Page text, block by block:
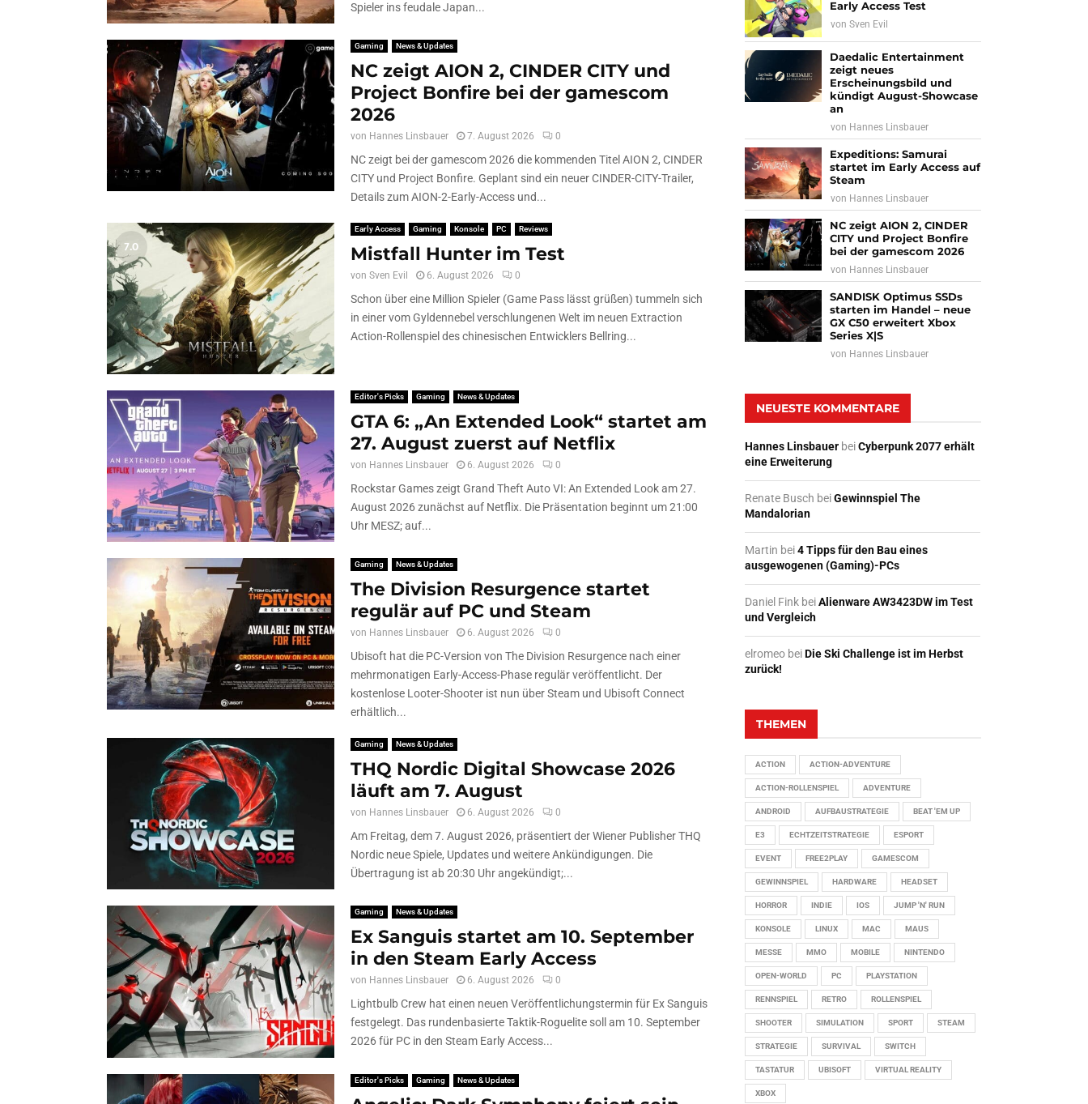
Spieler ins feudale Japan...
Gaming News & Updates
NC zeigt AION 2, CINDER CITY und
Project Bonfire bei der gamescom
2026
von Hannes Linsbauer 7. August 2026 0
NC zeigt bei der gamescom 2026 die kommenden Titel AION 2, CINDER
CITY und Project Bonfire. Geplant sind ein neuer CINDER-CITY-Trailer,
Details zum AION-2-Early-Access und...
7.0
Early Access Gaming Konsole PC Reviews
Mistfall Hunter im Test
von Sven Evil 6. August 2026 0
Schon über eine Million Spieler (Game Pass lässt grüßen) tummeln sich
in einer vom Gyldennebel verschlungenen Welt im neuen Extraction
Action-Rollenspiel des chinesischen Entwicklers Bellring...
Editor's Picks Gaming News & Updates
GTA 6: „An Extended Look“ startet am
27. August zuerst auf Netflix
von Hannes Linsbauer 6. August 2026 0
Rockstar Games zeigt Grand Theft Auto VI: An Extended Look am 27.
August 2026 zunächst auf Netflix. Die Präsentation beginnt um 21:00
Uhr MESZ; auf...
Gaming News & Updates
The Division Resurgence startet
regulär auf PC und Steam
von Hannes Linsbauer 6. August 2026 0
Ubisoft hat die PC-Version von The Division Resurgence nach einer
mehrmonatigen Early-Access-Phase regulär veröffentlicht. Der
kostenlose Looter-Shooter ist nun über Steam und Ubisoft Connect
erhältlich...
Gaming News & Updates
THQ Nordic Digital Showcase 2026
läuft am 7. August
von Hannes Linsbauer 6. August 2026 0
Am Freitag, dem 7. August 2026, präsentiert der Wiener Publisher THQ
Nordic neue Spiele, Updates und weitere Ankündigungen. Die
Übertragung ist ab 20:30 Uhr angekündigt;...
Gaming News & Updates
Ex Sanguis startet am 10. September
in den Steam Early Access
von Hannes Linsbauer 6. August 2026 0
Lightbulb Crew hat einen neuen Veröffentlichungstermin für Ex Sanguis
festgelegt. Das rundenbasierte Taktik-Roguelite soll am 10. September
2026 für PC in den Steam Early Access...
Editor's Picks Gaming News & Updates
Early Access Test
vonSven Evil
Daedalic Entertainment
zeigt neues
Erscheinungsbild und
kündigt August-Showcase
an
von Hannes Linsbauer
Expeditions: Samurai
startet im Early Access auf
Steam
von Hannes Linsbauer
NC zeigt AION 2, CINDER
CITY und Project Bonfire
bei der gamescom 2026
von Hannes Linsbauer
SANDISK Optimus SSDs
starten im Handel – neue
GX C50 erweitert Xbox
Series X|S
von Hannes Linsbauer
NEUESTE KOMMENTARE
Hannes Linsbauer beiCyberpunk 2077 erhält
eine Erweiterung
Renate Busch beiGewinnspiel The
Mandalorian
Martin bei4 Tipps für den Bau eines
ausgewogenen (Gaming)-PCs
Daniel Fink beiAlienware AW3423DW im Test
und Vergleich
elromeo beiDie Ski Challenge ist im Herbst
zurück!
THEMEN
ACTION ACTION-ADVENTURE
ACTION-ROLLENSPIEL ADVENTURE
ANDROID AUFBAUSTRATEGIE BEAT 'EM UP
E3 ECHTZEITSTRATEGIE ESPORT
EVENT FREE2PLAY GAMESCOM
GEWINNSPIEL HARDWARE HEADSET
HORROR INDIE IOS JUMP 'N' RUN
KONSOLE LINUX MAC MAUS
MESSE MMO MOBILE NINTENDO
OPEN-WORLD PC PLAYSTATION
RENNSPIEL RETRO ROLLENSPIEL
SHOOTER SIMULATION SPORT STEAM
STRATEGIE SURVIVAL SWITCH
TASTATUR UBISOFT VIRTUAL REALITY
XBOX